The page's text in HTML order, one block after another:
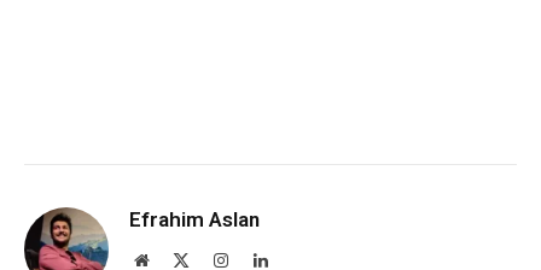
Efrahim Aslan
Website InstagramLinkedIn